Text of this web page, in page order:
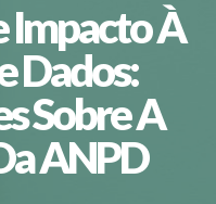
Impacto À
Dados:
Sobre A
ANPD